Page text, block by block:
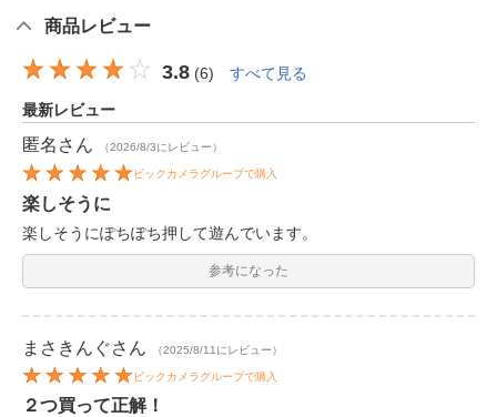
商品レビュー
3.8 (6) すべて見る
最新レビュー
匿名 さん （2026/8/3にレビュー）
ビックカメラグループで購入
楽しそうに
楽しそうにぽちぽち押して遊んでいます。
参考になった
まさきんぐさん （2025/8/11にレビュー）
ビックカメラグループで購入
２つ買って正解！